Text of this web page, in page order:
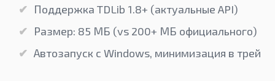
Поддержка TDLib 1.8+ (актуальные API)
Размер: 85 МБ (vs 200+ МБ официального)
Автозапуск с Windows, минимизация в трей